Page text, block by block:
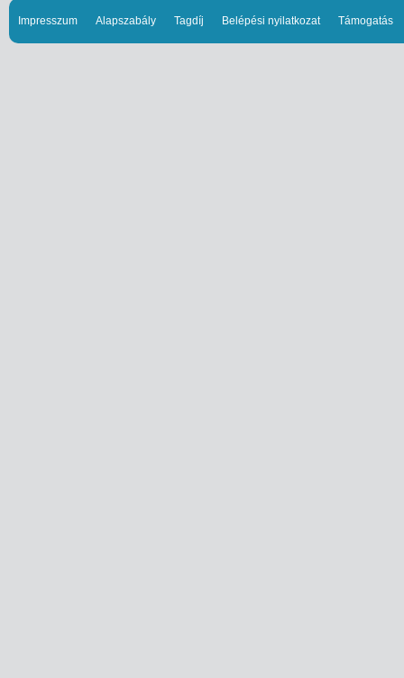
Impresszum Alapszabály Tagdíj Belépési nyilatkozat Támogatás